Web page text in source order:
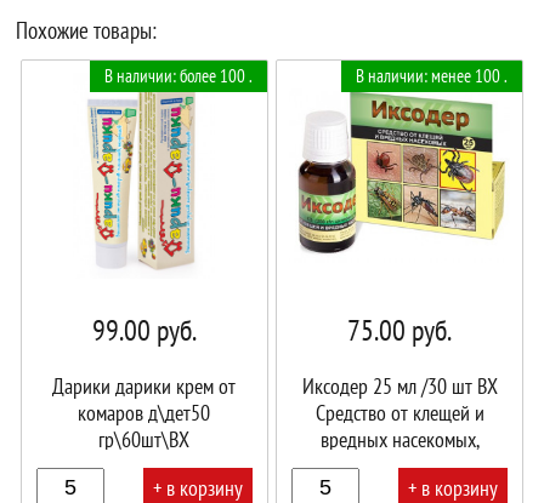
Похожие товары:
В наличии: более 100 .
99.00 руб.
Дарики дарики крем от
комаров д\дет50
гр\60шт\ВХ
+ в корзину
В наличии: менее 100 .
75.00 руб.
Иксодер 25 мл /30 шт ВХ
Средство от клещей и
вредных насекомых,
обработка территории
+ в корзину